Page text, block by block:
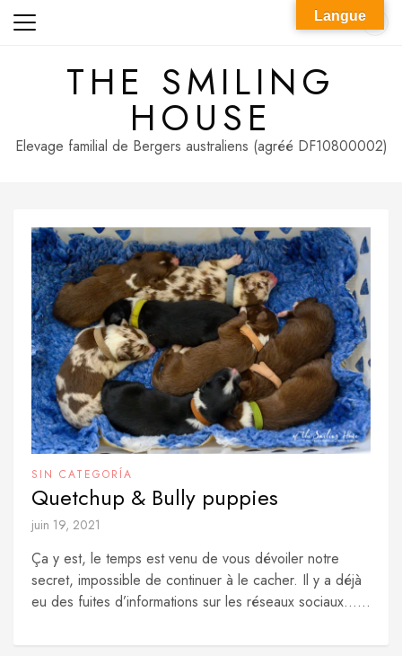
Skip
THE SMILING
HOUSE
Elevage familial de Bergers australiens (agréé DF10800002)
SIN CATEGORÍA
Quetchup & Bully puppies
juin 19, 2021
Ça y est, le temps est venu de vous dévoiler notre
secret, impossible de continuer à le cacher. Il y a déjà
eu des fuites d’informations sur les réseaux sociaux…...
Langue